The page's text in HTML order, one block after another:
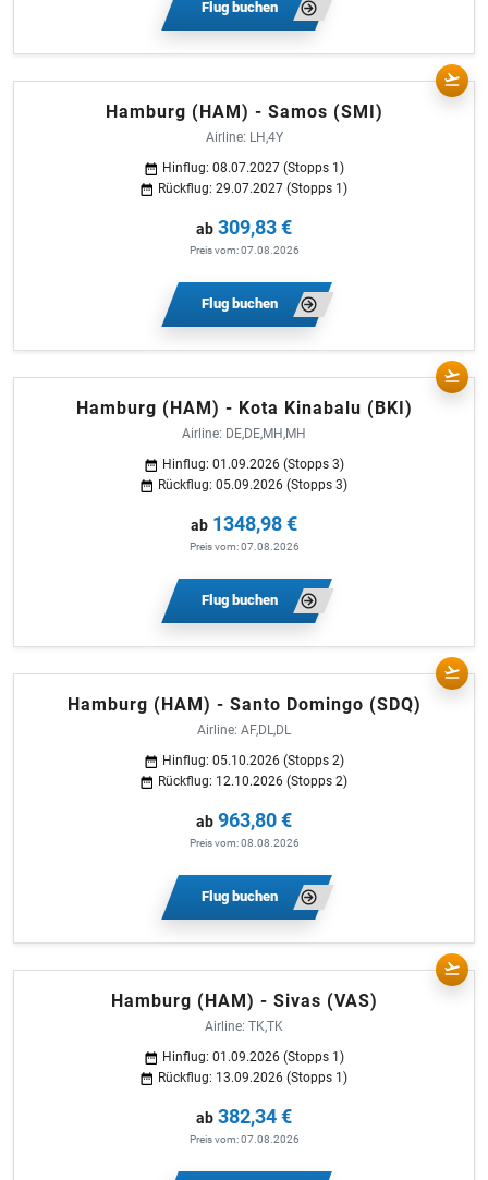
Flug buchen
Hamburg (HAM) - Samos (SMI)
Airline: LH,4Y
Hinflug: 08.07.2027 (Stopps 1)
Rückflug: 29.07.2027 (Stopps 1)
ab 309,83 €
Preis vom: 07.08.2026
Flug buchen
Hamburg (HAM) - Kota Kinabalu (BKI)
Airline: DE,DE,MH,MH
Hinflug: 01.09.2026 (Stopps 3)
Rückflug: 05.09.2026 (Stopps 3)
ab 1348,98 €
Preis vom: 07.08.2026
Flug buchen
Hamburg (HAM) - Santo Domingo (SDQ)
Airline: AF,DL,DL
Hinflug: 05.10.2026 (Stopps 2)
Rückflug: 12.10.2026 (Stopps 2)
ab 963,80 €
Preis vom: 08.08.2026
Flug buchen
Hamburg (HAM) - Sivas (VAS)
Airline: TK,TK
Hinflug: 01.09.2026 (Stopps 1)
Rückflug: 13.09.2026 (Stopps 1)
ab 382,34 €
Preis vom: 07.08.2026